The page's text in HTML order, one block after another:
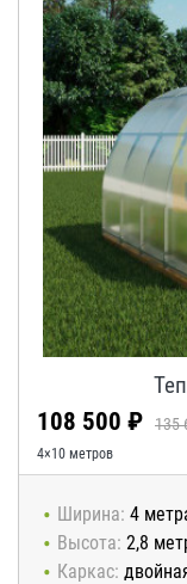
108 500 ₽ 135
4×10 метров
Ширина: 4
Высота: 2,8
Каркас: